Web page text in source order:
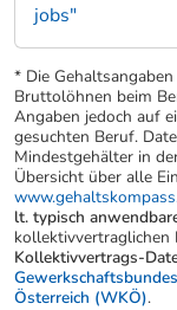
jobs"
* Die
Bruttolöhnen beim
Angaben jedoch auf
gesuchten Beruf.
Mindestgehälter in
Übersicht über alle
lt. typisch
kollektivvertraglichen
Kollektivvertrags-
Österreich (WKÖ).